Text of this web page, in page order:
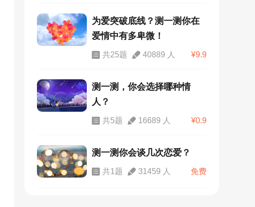
为爱突破底线？测一测你在
爱情中有多卑微！
共25题 40889 人 ¥9.9
测一测，你会选择哪种情
人？
共5题 16689 人 ¥0.9
测一测你会谈几次恋爱？
共1题 31459 人 免费